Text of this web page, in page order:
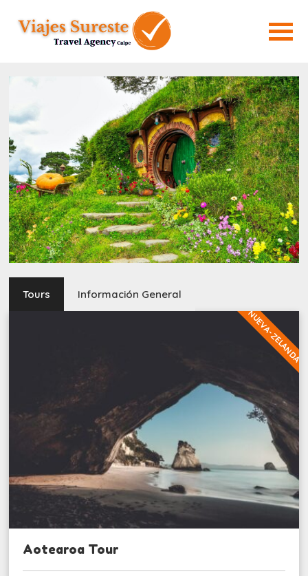
Tours Información General
NUEVA-ZELANDA
Aotearoa Tour